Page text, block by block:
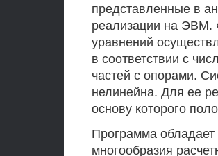
представленные в
реализации на ЭВМ.
уравнений
в соответствии с
частей с опорами.
нелинейна. Для ее
основу которого
Программа обладает
многообразия